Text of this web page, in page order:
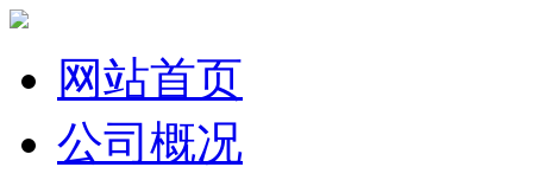
网站首页
公司概况